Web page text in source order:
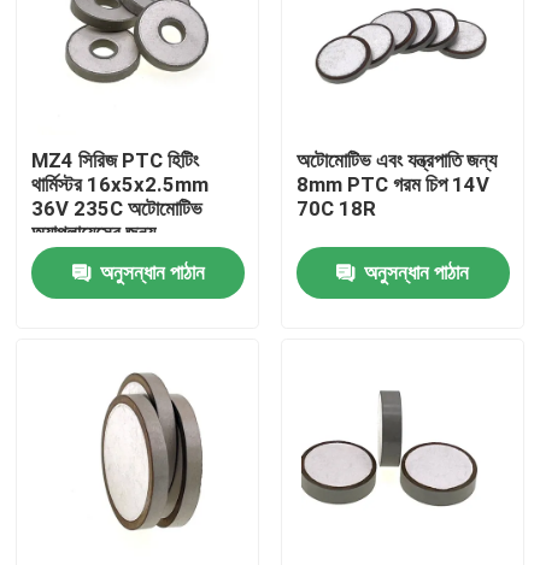
ভিডিও
কারখানা পরিদর্শন
গুণমান নিয়ন্ত্রণ
MZ4 সিরিজ PTC হিটিং
থার্মিস্টর 16x5x2.5mm
36V 235C অটোমোটিভ
অ্যাপ্লায়েন্সের জন্য
অনুসন্ধান পাঠান
অটোমোটিভ এবং যন্ত্রপাতি জন্য
8mm PTC গরম চিপ 14V
70C 18R
অনুসন্ধান পাঠান